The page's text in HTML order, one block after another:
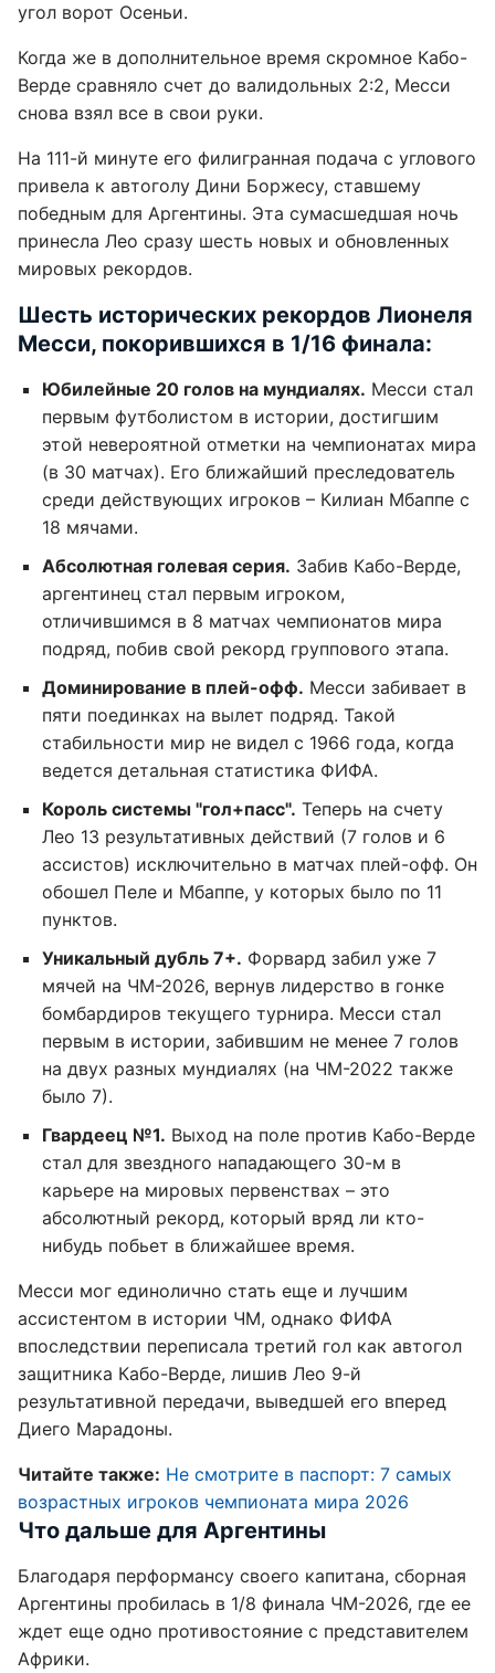
угол ворот Осеньи.
Когда же в дополнительное время скромное Кабо-
Верде сравняло счет до валидольных 2:2, Месси
снова взял все в свои руки.
На 111-й минуте его филигранная подача с углового
привела к автоголу Дини Боржесу, ставшему
победным для Аргентины. Эта сумасшедшая ночь
принесла Лео сразу шесть новых и обновленных
мировых рекордов.
Шесть исторических рекордов Лионеля
Месси, покорившихся в 1/16 финала:
Юбилейные 20 голов на мундиалях. Месси стал
первым футболистом в истории, достигшим
этой невероятной отметки на чемпионатах мира
(в 30 матчах). Его ближайший преследователь
среди действующих игроков – Килиан Мбаппе с
18 мячами.
Абсолютная голевая серия. Забив Кабо-Верде,
аргентинец стал первым игроком,
отличившимся в 8 матчах чемпионатов мира
подряд, побив свой рекорд группового этапа.
Доминирование в плей-офф. Месси забивает в
пяти поединках на вылет подряд. Такой
стабильности мир не видел с 1966 года, когда
ведется детальная статистика ФИФА.
Король системы "гол+пасс". Теперь на счету
Лео 13 результативных действий (7 голов и 6
ассистов) исключительно в матчах плей-офф. Он
обошел Пеле и Мбаппе, у которых было по 11
пунктов.
Уникальный дубль 7+. Форвард забил уже 7
мячей на ЧМ-2026, вернув лидерство в гонке
бомбардиров текущего турнира. Месси стал
первым в истории, забившим не менее 7 голов
на двух разных мундиалях (на ЧМ-2022 также
было 7).
Гвардеец №1. Выход на поле против Кабо-Верде
стал для звездного нападающего 30-м в
карьере на мировых первенствах – это
абсолютный рекорд, который вряд ли кто-
нибудь побьет в ближайшее время.
Месси мог единолично стать еще и лучшим
ассистентом в истории ЧМ, однако ФИФА
впоследствии переписала третий гол как автогол
защитника Кабо-Верде, лишив Лео 9-й
результативной передачи, выведшей его вперед
Диего Марадоны.
Читайте также: Не смотрите в паспорт: 7 самых
возрастных игроков чемпионата мира 2026
Что дальше для Аргентины
Благодаря перформансу своего капитана, сборная
Аргентины пробилась в 1/8 финала ЧМ-2026, где ее
ждет еще одно противостояние с представителем
Африки.